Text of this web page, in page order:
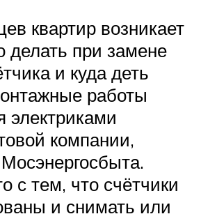
квартир возникает
делать при замене
и куда деть
работы
электриками
компании,
с тем, что счётчики
и снимать или